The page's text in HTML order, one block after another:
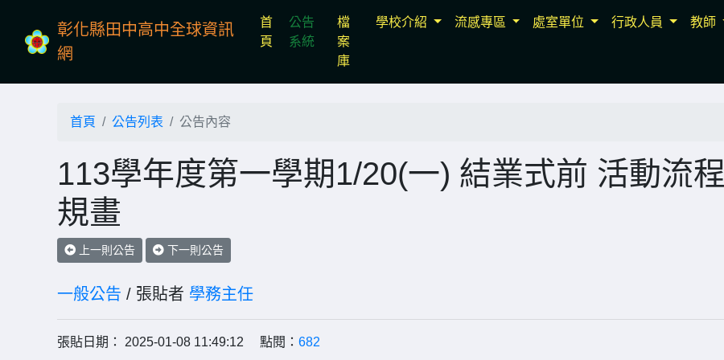
彰化縣田中高中全球資訊
網
首
頁 (current)
公告
系統
檔
案
庫
學校介紹 流感專區 處室單位 行政人員 教師
首頁 公告列表 公告內容
113學年度第一學期1/20(一) 結業式前 活動流程
規畫
上一則公告 下一則公告
一般公告 / 張貼者 學務主任
張貼日期： 2025-01-08 11:49:12 點閱： 682